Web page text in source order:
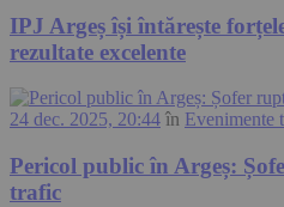
IPJ Argeș își întărește
rezultate excelente
24 dec. 2025, 20:44 în Evenimente
Pericol public în Argeș:
trafic